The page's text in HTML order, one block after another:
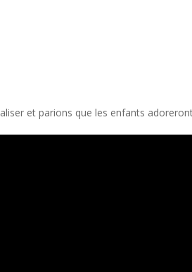
et parions que les enfants